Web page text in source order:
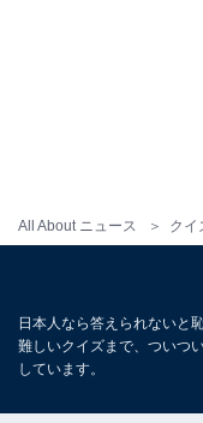
All About ニュース クイ
日本人なら答えられないと
難しいクイズまで、ついつ
しています。